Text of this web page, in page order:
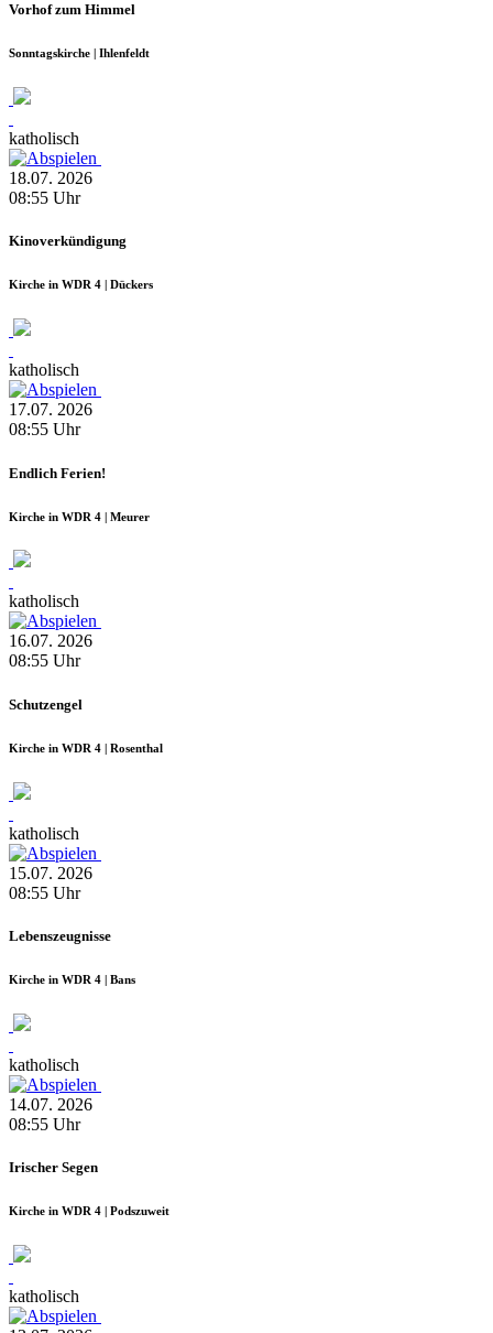
Vorhof zum Himmel
Sonntagskirche | Ihlenfeldt
katholisch
18.07. 2026
08:55 Uhr
Kinoverkündigung
Kirche in WDR 4 | Dückers
katholisch
17.07. 2026
08:55 Uhr
Endlich Ferien!
Kirche in WDR 4 | Meurer
katholisch
16.07. 2026
08:55 Uhr
Schutzengel
Kirche in WDR 4 | Rosenthal
katholisch
15.07. 2026
08:55 Uhr
Lebenszeugnisse
Kirche in WDR 4 | Bans
katholisch
14.07. 2026
08:55 Uhr
Irischer Segen
Kirche in WDR 4 | Podszuweit
katholisch